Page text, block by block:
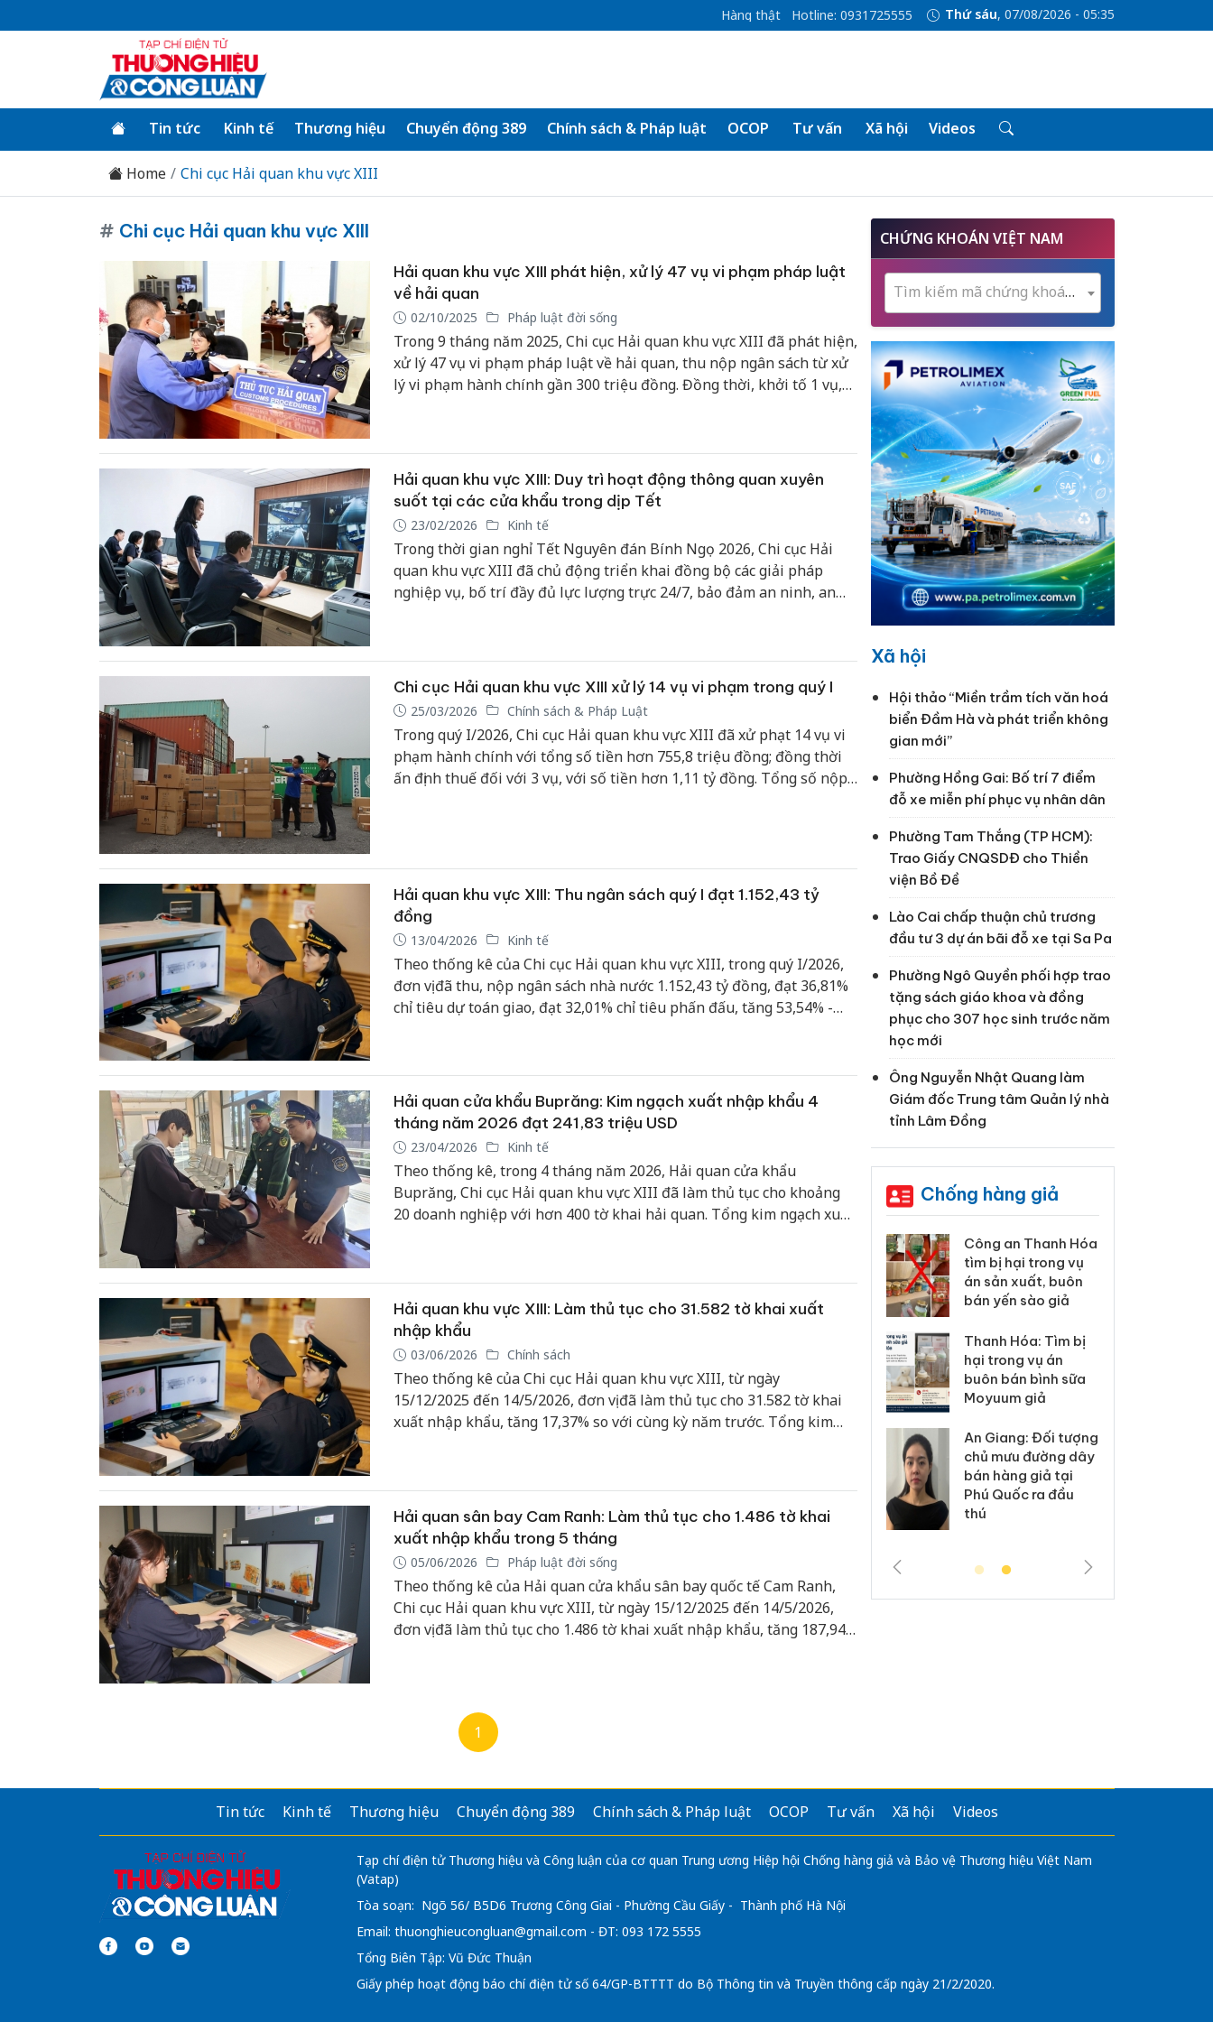
Hàng thật Hotline: 0931725555 Thứ sáu, 07/08/2026 - 05:35
Tin tức Kinh tế Thương hiệu Chuyển động 389 Chính sách & Pháp luật OCOP Tư vấn Xã hội Videos
Home Chi cục Hải quan khu vực XIII
# Chi cục Hải quan khu vực XIII
Hải quan khu vực XIII phát hiện, xử lý 47 vụ vi phạm pháp luật
về hải quan
02/10/2025 Pháp luật đời sống
Trong 9 tháng năm 2025, Chi cục Hải quan khu vực XIII đã phát hiện,
xử lý 47 vụ vi phạm pháp luật về hải quan, thu nộp ngân sách từ xử
lý vi phạm hành chính gần 300 triệu đồng. Đồng thời, khởi tố 1 vụ,
Hải quan khu vực XIII: Duy trì hoạt động thông quan xuyên
suốt tại các cửa khẩu trong dịp Tết
23/02/2026 Kinh tế
Trong thời gian nghỉ Tết Nguyên đán Bính Ngọ 2026, Chi cục Hải
quan khu vực XIII đã chủ động triển khai đồng bộ các giải pháp
nghiệp vụ, bố trí đầy đủ lực lượng trực 24/7, bảo đảm an ninh, an
lý.
Chi cục Hải quan khu vực XIII xử lý 14 vụ vi phạm trong quý I
25/03/2026 Chính sách & Pháp Luật
Trong quý I/2026, Chi cục Hải quan khu vực XIII đã xử phạt 14 vụ vi
phạm hành chính với tổng số tiền hơn 755,8 triệu đồng; đồng thời
ấn định thuế đối với 3 vụ, với số tiền hơn 1,11 tỷ đồng. Tổng số nộp
Hải quan khu vực XIII: Thu ngân sách quý I đạt 1.152,43 tỷ
đồng
13/04/2026 Kinh tế
Theo thống kê của Chi cục Hải quan khu vực XIII, trong quý I/2026,
đơn vị đã thu, nộp ngân sách nhà nước 1.152,43 tỷ đồng, đạt 36,81%
chỉ tiêu dự toán giao, đạt 32,01% chỉ tiêu phấn đấu, tăng 53,54% -
Hải quan cửa khẩu Buprăng: Kim ngạch xuất nhập khẩu 4
tháng năm 2026 đạt 241,83 triệu USD
23/04/2026 Kinh tế
Theo thống kê, trong 4 tháng năm 2026, Hải quan cửa khẩu
Buprăng, Chi cục Hải quan khu vực XIII đã làm thủ tục cho khoảng
20 doanh nghiệp với hơn 400 tờ khai hải quan. Tổng kim ngạch xuất
Hải quan khu vực XIII: Làm thủ tục cho 31.582 tờ khai xuất
nhập khẩu
03/06/2026 Chính sách
Theo thống kê của Chi cục Hải quan khu vực XIII, từ ngày
15/12/2025 đến 14/5/2026, đơn vị đã làm thủ tục cho 31.582 tờ khai
xuất nhập khẩu, tăng 17,37% so với cùng kỳ năm trước. Tổng kim
nghiệp làm thủ tục hải quan đạt 451 doanh nghiệp, tăng 13,32%.
Hải quan sân bay Cam Ranh: Làm thủ tục cho 1.486 tờ khai
xuất nhập khẩu trong 5 tháng
05/06/2026 Pháp luật đời sống
Theo thống kê của Hải quan cửa khẩu sân bay quốc tế Cam Ranh,
Chi cục Hải quan khu vực XIII, từ ngày 15/12/2025 đến 14/5/2026,
đơn vị đã làm thủ tục cho 1.486 tờ khai xuất nhập khẩu, tăng 187,94%
1
CHỨNG KHOÁN VIỆT NAM
Tìm kiếm mã chứng khoán...
Xã hội
Hội thảo “Miền trầm tích văn hoá
biển Đầm Hà và phát triển không
gian mới”
Phường Hồng Gai: Bố trí 7 điểm
đỗ xe miễn phí phục vụ nhân dân
Phường Tam Thắng (TP HCM):
Trao Giấy CNQSDĐ cho Thiền
viện Bồ Đề
Lào Cai chấp thuận chủ trương
đầu tư 3 dự án bãi đỗ xe tại Sa Pa
Phường Ngô Quyền phối hợp trao
tặng sách giáo khoa và đồng
phục cho 307 học sinh trước năm
học mới
Ông Nguyễn Nhật Quang làm
Giám đốc Trung tâm Quản lý nhà
tỉnh Lâm Đồng
Chống hàng giả
án sản xuất, buôn
bán yến sào giả
buôn bán bình sữa
Moyuum giả
Phú Quốc ra đầu
thú
Lào Cai xử lý 83 vụ
vi phạm thương mại
trong tháng 7
Hưng Yên: Xử lý 6 hộ
kinh doanh bán
hàng giả mạo nhãn
hiệu Adidas, Nike
Cà Mau: Tiêu hủy
công khai hàng
ngàn sản phẩm
nhập lậu, bảo vệ
môi trường kinh
Tin tức Kinh tế Thương hiệu Chuyển động 389 Chính sách & Pháp luật OCOP Tư vấn Xã hội Videos
Tạp chí điện tử Thương hiệu và Công luận của cơ quan Trung ương Hiệp hội Chống hàng giả và Bảo vệ Thương hiệu Việt Nam
(Vatap)
Tòa soạn: Ngõ 56/ B5D6 Trương Công Giai - Phường Cầu Giấy - Thành phố Hà Nội
Email: thuonghieucongluan@gmail.com - ĐT: 093 172 5555
Tổng Biên Tập: Vũ Đức Thuận
Giấy phép hoạt động báo chí điện tử số 64/GP-BTTTT do Bộ Thông tin và Truyền thông cấp ngày 21/2/2020.